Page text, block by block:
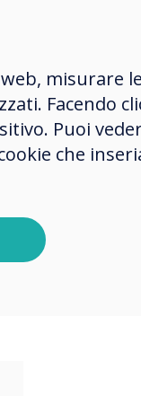
as a
has since
leading
misurare
Facendo
Puoi
che